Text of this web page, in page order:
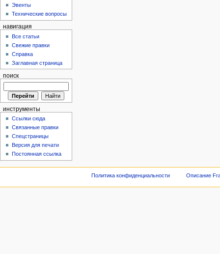
Эвенты
Технические вопросы
навигация
Все статьи
Свежие правки
Справка
Заглавная страница
поиск
инструменты
Ссылки сюда
Связанные правки
Спецстраницы
Версия для печати
Постоянная ссылка
Политика конфиденциальности Описание